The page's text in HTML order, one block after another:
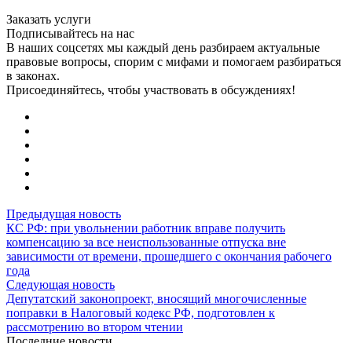
Заказать услуги
Подписывайтесь на нас
В наших соцсетях мы каждый день разбираем актуальные
правовые вопросы, спорим с мифами и помогаем разбираться
в законах.
Присоединяйтесь, чтобы участвовать в обсуждениях!
Предыдущая новость
КС РФ: при увольнении работник вправе получить
компенсацию за все неиспользованные отпуска вне
зависимости от времени, прошедшего с окончания рабочего
года
Следующая новость
Депутатский законопроект, вносящий многочисленные
поправки в Налоговый кодекс РФ, подготовлен к
рассмотрению во втором чтении